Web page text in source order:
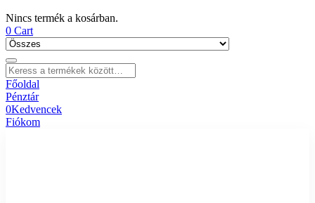
Nincs termék a kosárban.
0 Cart
Főoldal
Pénztár
0Kedvencek
Fiókom